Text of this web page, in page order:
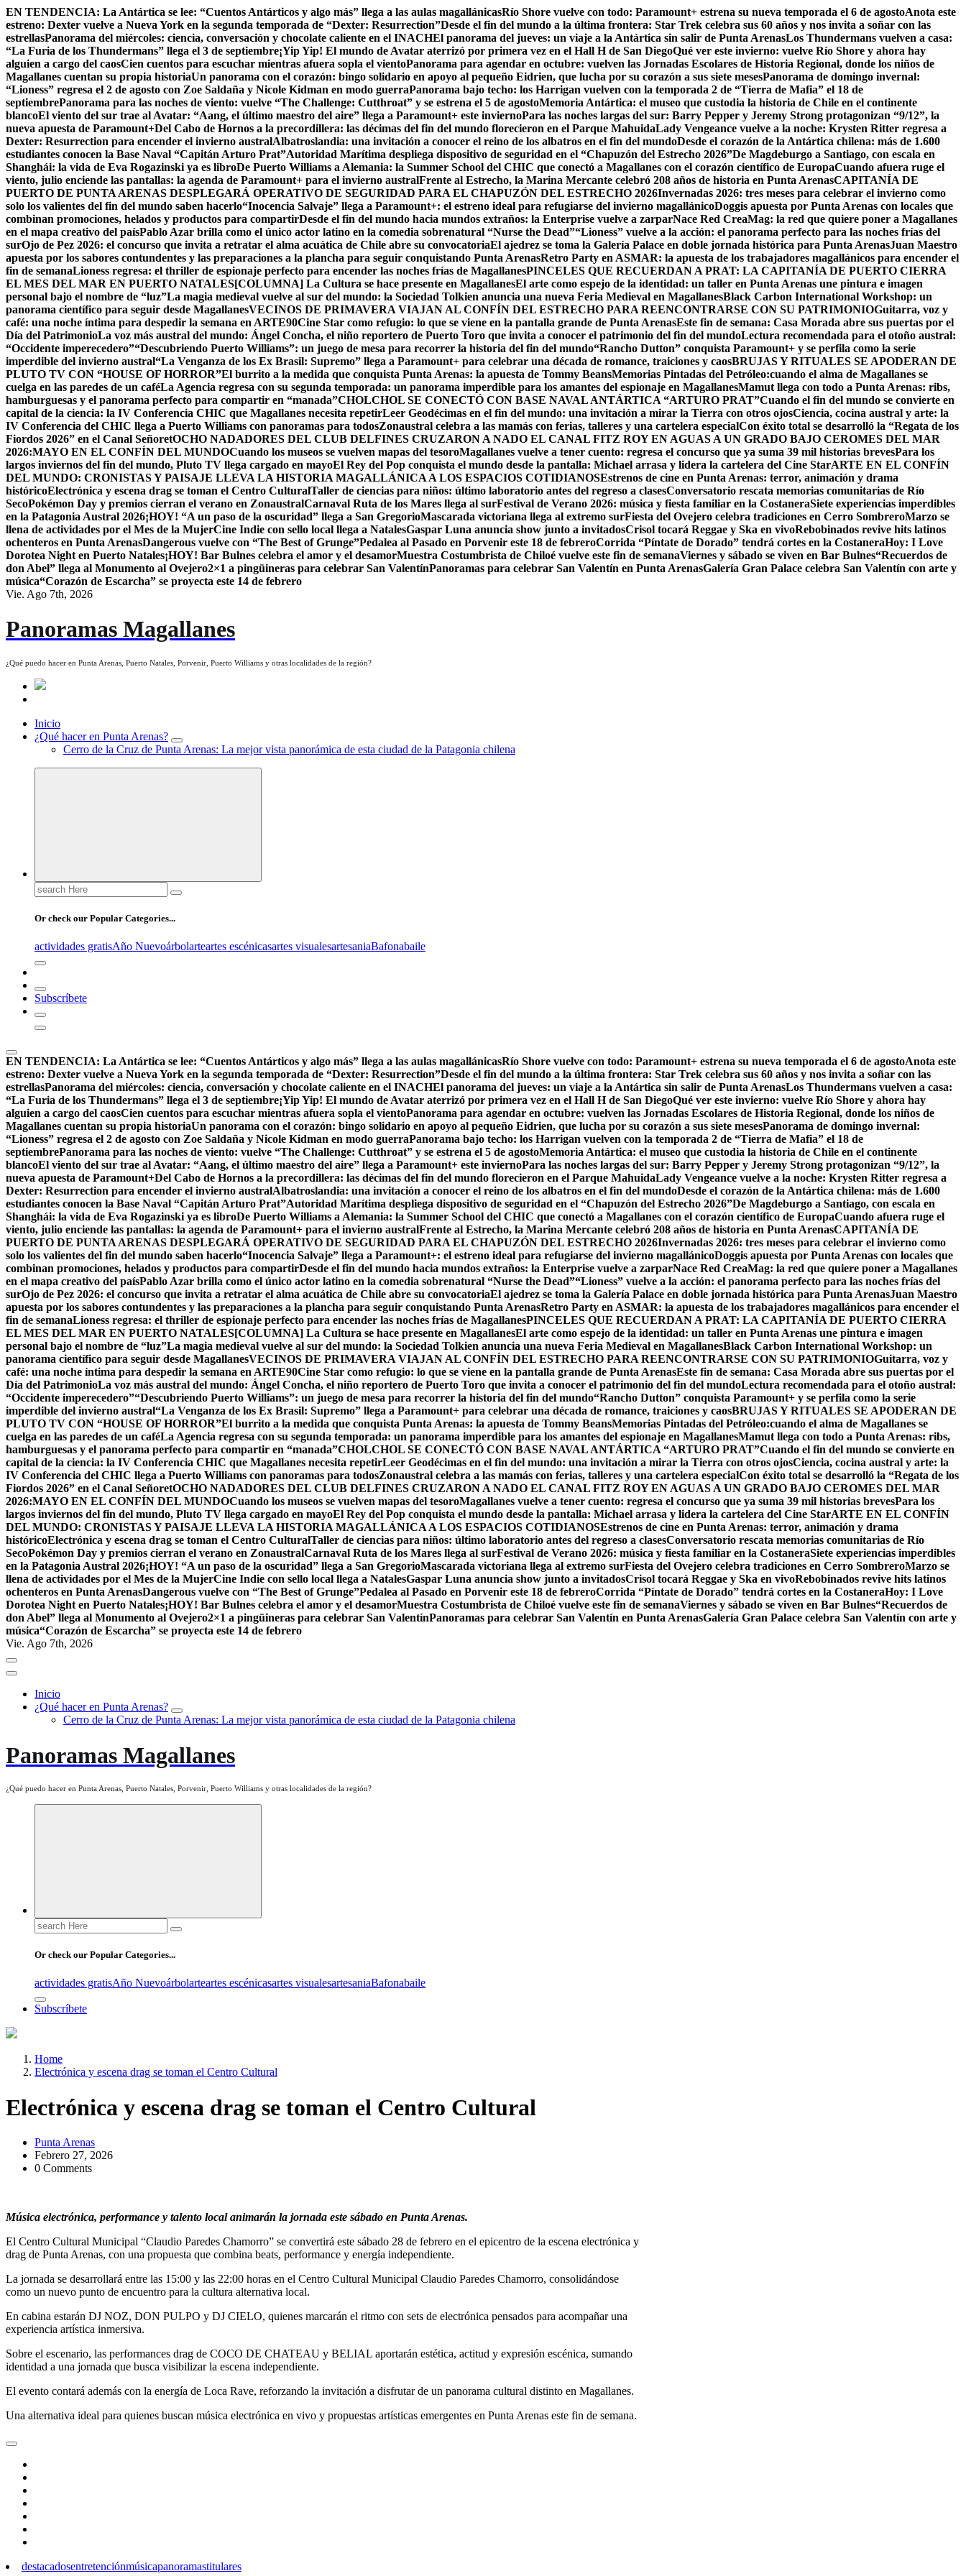
Skip
to
content
EN TENDENCIA: La Antártica se lee: “Cuentos Antárticos y algo más” llega a las aulas magallánicasRío Shore vuelve con todo: Paramount+ estrena su nueva temporada el 6 de agostoAnota este
estreno: Dexter vuelve a Nueva York en la segunda temporada de “Dexter: Resurrection”Desde el fin del mundo a la última frontera: Star Trek celebra sus 60 años y nos invita a soñar con las
estrellasPanorama del miércoles: ciencia, conversación y chocolate caliente en el INACHEl panorama del jueves: un viaje a la Antártica sin salir de Punta ArenasLos Thundermans vuelven a casa:
“La Furia de los Thundermans” llega el 3 de septiembre¡Yip Yip! El mundo de Avatar aterrizó por primera vez en el Hall H de San DiegoQué ver este invierno: vuelve Río Shore y ahora hay
alguien a cargo del caosCien cuentos para escuchar mientras afuera sopla el vientoPanorama para agendar en octubre: vuelven las Jornadas Escolares de Historia Regional, donde los niños de
Magallanes cuentan su propia historiaUn panorama con el corazón: bingo solidario en apoyo al pequeño Eidrien, que lucha por su corazón a sus siete mesesPanorama de domingo invernal:
“Lioness” regresa el 2 de agosto con Zoe Saldaña y Nicole Kidman en modo guerraPanorama bajo techo: los Harrigan vuelven con la temporada 2 de “Tierra de Mafia” el 18 de
septiembrePanorama para las noches de viento: vuelve “The Challenge: Cutthroat” y se estrena el 5 de agostoMemoria Antártica: el museo que custodia la historia de Chile en el continente
blancoEl viento del sur trae al Avatar: “Aang, el último maestro del aire” llega a Paramount+ este inviernoPara las noches largas del sur: Barry Pepper y Jeremy Strong protagonizan “9/12”, la
nueva apuesta de Paramount+Del Cabo de Hornos a la precordillera: las décimas del fin del mundo florecieron en el Parque MahuidaLady Vengeance vuelve a la noche: Krysten Ritter regresa a
Dexter: Resurrection para encender el invierno australAlbatroslandia: una invitación a conocer el reino de los albatros en el fin del mundoDesde el corazón de la Antártica chilena: más de 1.600
estudiantes conocen la Base Naval “Capitán Arturo Prat”Autoridad Marítima despliega dispositivo de seguridad en el “Chapuzón del Estrecho 2026”De Magdeburgo a Santiago, con escala en
Shanghái: la vida de Eva Rogazinski ya es libroDe Puerto Williams a Alemania: la Summer School del CHIC que conectó a Magallanes con el corazón científico de EuropaCuando afuera ruge el
viento, julio enciende las pantallas: la agenda de Paramount+ para el invierno australFrente al Estrecho, la Marina Mercante celebró 208 años de historia en Punta ArenasCAPITANÍA DE
PUERTO DE PUNTA ARENAS DESPLEGARÁ OPERATIVO DE SEGURIDAD PARA EL CHAPUZÓN DEL ESTRECHO 2026Invernadas 2026: tres meses para celebrar el invierno como
solo los valientes del fin del mundo saben hacerlo“Inocencia Salvaje” llega a Paramount+: el estreno ideal para refugiarse del invierno magallánicoDoggis apuesta por Punta Arenas con locales que
combinan promociones, helados y productos para compartirDesde el fin del mundo hacia mundos extraños: la Enterprise vuelve a zarparNace Red CreaMag: la red que quiere poner a Magallanes
en el mapa creativo del paísPablo Azar brilla como el único actor latino en la comedia sobrenatural “Nurse the Dead”“Lioness” vuelve a la acción: el panorama perfecto para las noches frías del
surOjo de Pez 2026: el concurso que invita a retratar el alma acuática de Chile abre su convocatoriaEl ajedrez se toma la Galería Palace en doble jornada histórica para Punta ArenasJuan Maestro
apuesta por los sabores contundentes y las preparaciones a la plancha para seguir conquistando Punta ArenasRetro Party en ASMAR: la apuesta de los trabajadores magallánicos para encender el
fin de semanaLioness regresa: el thriller de espionaje perfecto para encender las noches frías de MagallanesPINCELES QUE RECUERDAN A PRAT: LA CAPITANÍA DE PUERTO CIERRA
EL MES DEL MAR EN PUERTO NATALES[COLUMNA] La Cultura se hace presente en MagallanesEl arte como espejo de la identidad: un taller en Punta Arenas une pintura e imagen
personal bajo el nombre de “luz”La magia medieval vuelve al sur del mundo: la Sociedad Tolkien anuncia una nueva Feria Medieval en MagallanesBlack Carbon International Workshop: un
panorama científico para seguir desde MagallanesVECINOS DE PRIMAVERA VIAJAN AL CONFÍN DEL ESTRECHO PARA REENCONTRARSE CON SU PATRIMONIOGuitarra, voz y
café: una noche íntima para despedir la semana en ARTE90Cine Star como refugio: lo que se viene en la pantalla grande de Punta ArenasEste fin de semana: Casa Morada abre sus puertas por el
Día del PatrimonioLa voz más austral del mundo: Ángel Concha, el niño reportero de Puerto Toro que invita a conocer el patrimonio del fin del mundoLectura recomendada para el otoño austral:
“Occidente imperecedero”“Descubriendo Puerto Williams”: un juego de mesa para recorrer la historia del fin del mundo“Rancho Dutton” conquista Paramount+ y se perfila como la serie
imperdible del invierno austral“La Venganza de los Ex Brasil: Supremo” llega a Paramount+ para celebrar una década de romance, traiciones y caosBRUJAS Y RITUALES SE APODERAN DE
PLUTO TV CON “HOUSE OF HORROR”El burrito a la medida que conquista Punta Arenas: la apuesta de Tommy BeansMemorias Pintadas del Petróleo:cuando el alma de Magallanes se
cuelga en las paredes de un caféLa Agencia regresa con su segunda temporada: un panorama imperdible para los amantes del espionaje en MagallanesMamut llega con todo a Punta Arenas: ribs,
hamburguesas y el panorama perfecto para compartir en “manada”CHOLCHOL SE CONECTÓ CON BASE NAVAL ANTÁRTICA “ARTURO PRAT”Cuando el fin del mundo se convierte en
capital de la ciencia: la IV Conferencia CHIC que Magallanes necesita repetirLeer Geodécimas en el fin del mundo: una invitación a mirar la Tierra con otros ojosCiencia, cocina austral y arte: la
IV Conferencia del CHIC llega a Puerto Williams con panoramas para todosZonaustral celebra a las mamás con ferias, talleres y una cartelera especialCon éxito total se desarrolló la “Regata de los
Fiordos 2026” en el Canal SeñoretOCHO NADADORES DEL CLUB DELFINES CRUZARON A NADO EL CANAL FITZ ROY EN AGUAS A UN GRADO BAJO CEROMES DEL MAR
2026:MAYO EN EL CONFÍN DEL MUNDOCuando los museos se vuelven mapas del tesoroMagallanes vuelve a tener cuento: regresa el concurso que ya suma 39 mil historias brevesPara los
largos inviernos del fin del mundo, Pluto TV llega cargado en mayoEl Rey del Pop conquista el mundo desde la pantalla: Michael arrasa y lidera la cartelera del Cine StarARTE EN EL CONFÍN
DEL MUNDO: CRONISTAS Y PAISAJE LLEVA LA HISTORIA MAGALLÁNICA A LOS ESPACIOS COTIDIANOSEstrenos de cine en Punta Arenas: terror, animación y drama
históricoElectrónica y escena drag se toman el Centro CulturalTaller de ciencias para niños: último laboratorio antes del regreso a clasesConversatorio rescata memorias comunitarias de Río
SecoPokémon Day y premios cierran el verano en ZonaustralCarnaval Ruta de los Mares llega al surFestival de Verano 2026: música y fiesta familiar en la CostaneraSiete experiencias imperdibles
en la Patagonia Austral 2026¡HOY! “A un paso de la oscuridad” llega a San GregorioMascarada victoriana llega al extremo surFiesta del Ovejero celebra tradiciones en Cerro SombreroMarzo se
llena de actividades por el Mes de la MujerCine Indie con sello local llega a NatalesGaspar Luna anuncia show junto a invitadosCrisol tocará Reggae y Ska en vivoRebobinados revive hits latinos
ochenteros en Punta ArenasDangerous vuelve con “The Best of Grunge”Pedalea al Pasado en Porvenir este 18 de febreroCorrida “Píntate de Dorado” tendrá cortes en la CostaneraHoy: I Love
Dorotea Night en Puerto Natales¡HOY! Bar Bulnes celebra el amor y el desamorMuestra Costumbrista de Chiloé vuelve este fin de semanaViernes y sábado se viven en Bar Bulnes“Recuerdos de
don Abel” llega al Monumento al Ovejero2×1 a pingüineras para celebrar San ValentínPanoramas para celebrar San Valentín en Punta ArenasGalería Gran Palace celebra San Valentín con arte y
música“Corazón de Escarcha” se proyecta este 14 de febrero
Vie. Ago 7th, 2026
Panoramas Magallanes
¿Qué puedo hacer en Punta Arenas, Puerto Natales, Porvenir, Puerto Williams y otras localidades de la región?
Inicio
¿Qué hacer en Punta Arenas?
Cerro de la Cruz de Punta Arenas: La mejor vista panorámica de esta ciudad de la Patagonia chilena
Search
for:
Or check our Popular Categories...
actividades gratisAño Nuevoárbolarteartes escénicasartes visualesartesaniaBafonabaile
Subscríbete
EN TENDENCIA: La Antártica se lee: “Cuentos Antárticos y algo más” llega a las aulas magallánicasRío Shore vuelve con todo: Paramount+ estrena su nueva temporada el 6 de agostoAnota este
estreno: Dexter vuelve a Nueva York en la segunda temporada de “Dexter: Resurrection”Desde el fin del mundo a la última frontera: Star Trek celebra sus 60 años y nos invita a soñar con las
estrellasPanorama del miércoles: ciencia, conversación y chocolate caliente en el INACHEl panorama del jueves: un viaje a la Antártica sin salir de Punta ArenasLos Thundermans vuelven a casa:
“La Furia de los Thundermans” llega el 3 de septiembre¡Yip Yip! El mundo de Avatar aterrizó por primera vez en el Hall H de San DiegoQué ver este invierno: vuelve Río Shore y ahora hay
alguien a cargo del caosCien cuentos para escuchar mientras afuera sopla el vientoPanorama para agendar en octubre: vuelven las Jornadas Escolares de Historia Regional, donde los niños de
Magallanes cuentan su propia historiaUn panorama con el corazón: bingo solidario en apoyo al pequeño Eidrien, que lucha por su corazón a sus siete mesesPanorama de domingo invernal:
“Lioness” regresa el 2 de agosto con Zoe Saldaña y Nicole Kidman en modo guerraPanorama bajo techo: los Harrigan vuelven con la temporada 2 de “Tierra de Mafia” el 18 de
septiembrePanorama para las noches de viento: vuelve “The Challenge: Cutthroat” y se estrena el 5 de agostoMemoria Antártica: el museo que custodia la historia de Chile en el continente
blancoEl viento del sur trae al Avatar: “Aang, el último maestro del aire” llega a Paramount+ este inviernoPara las noches largas del sur: Barry Pepper y Jeremy Strong protagonizan “9/12”, la
nueva apuesta de Paramount+Del Cabo de Hornos a la precordillera: las décimas del fin del mundo florecieron en el Parque MahuidaLady Vengeance vuelve a la noche: Krysten Ritter regresa a
Dexter: Resurrection para encender el invierno australAlbatroslandia: una invitación a conocer el reino de los albatros en el fin del mundoDesde el corazón de la Antártica chilena: más de 1.600
estudiantes conocen la Base Naval “Capitán Arturo Prat”Autoridad Marítima despliega dispositivo de seguridad en el “Chapuzón del Estrecho 2026”De Magdeburgo a Santiago, con escala en
Shanghái: la vida de Eva Rogazinski ya es libroDe Puerto Williams a Alemania: la Summer School del CHIC que conectó a Magallanes con el corazón científico de EuropaCuando afuera ruge el
viento, julio enciende las pantallas: la agenda de Paramount+ para el invierno australFrente al Estrecho, la Marina Mercante celebró 208 años de historia en Punta ArenasCAPITANÍA DE
PUERTO DE PUNTA ARENAS DESPLEGARÁ OPERATIVO DE SEGURIDAD PARA EL CHAPUZÓN DEL ESTRECHO 2026Invernadas 2026: tres meses para celebrar el invierno como
solo los valientes del fin del mundo saben hacerlo“Inocencia Salvaje” llega a Paramount+: el estreno ideal para refugiarse del invierno magallánicoDoggis apuesta por Punta Arenas con locales que
combinan promociones, helados y productos para compartirDesde el fin del mundo hacia mundos extraños: la Enterprise vuelve a zarparNace Red CreaMag: la red que quiere poner a Magallanes
en el mapa creativo del paísPablo Azar brilla como el único actor latino en la comedia sobrenatural “Nurse the Dead”“Lioness” vuelve a la acción: el panorama perfecto para las noches frías del
surOjo de Pez 2026: el concurso que invita a retratar el alma acuática de Chile abre su convocatoriaEl ajedrez se toma la Galería Palace en doble jornada histórica para Punta ArenasJuan Maestro
apuesta por los sabores contundentes y las preparaciones a la plancha para seguir conquistando Punta ArenasRetro Party en ASMAR: la apuesta de los trabajadores magallánicos para encender el
fin de semanaLioness regresa: el thriller de espionaje perfecto para encender las noches frías de MagallanesPINCELES QUE RECUERDAN A PRAT: LA CAPITANÍA DE PUERTO CIERRA
EL MES DEL MAR EN PUERTO NATALES[COLUMNA] La Cultura se hace presente en MagallanesEl arte como espejo de la identidad: un taller en Punta Arenas une pintura e imagen
personal bajo el nombre de “luz”La magia medieval vuelve al sur del mundo: la Sociedad Tolkien anuncia una nueva Feria Medieval en MagallanesBlack Carbon International Workshop: un
panorama científico para seguir desde MagallanesVECINOS DE PRIMAVERA VIAJAN AL CONFÍN DEL ESTRECHO PARA REENCONTRARSE CON SU PATRIMONIOGuitarra, voz y
café: una noche íntima para despedir la semana en ARTE90Cine Star como refugio: lo que se viene en la pantalla grande de Punta ArenasEste fin de semana: Casa Morada abre sus puertas por el
Día del PatrimonioLa voz más austral del mundo: Ángel Concha, el niño reportero de Puerto Toro que invita a conocer el patrimonio del fin del mundoLectura recomendada para el otoño austral:
“Occidente imperecedero”“Descubriendo Puerto Williams”: un juego de mesa para recorrer la historia del fin del mundo“Rancho Dutton” conquista Paramount+ y se perfila como la serie
imperdible del invierno austral“La Venganza de los Ex Brasil: Supremo” llega a Paramount+ para celebrar una década de romance, traiciones y caosBRUJAS Y RITUALES SE APODERAN DE
PLUTO TV CON “HOUSE OF HORROR”El burrito a la medida que conquista Punta Arenas: la apuesta de Tommy BeansMemorias Pintadas del Petróleo:cuando el alma de Magallanes se
cuelga en las paredes de un caféLa Agencia regresa con su segunda temporada: un panorama imperdible para los amantes del espionaje en MagallanesMamut llega con todo a Punta Arenas: ribs,
hamburguesas y el panorama perfecto para compartir en “manada”CHOLCHOL SE CONECTÓ CON BASE NAVAL ANTÁRTICA “ARTURO PRAT”Cuando el fin del mundo se convierte en
capital de la ciencia: la IV Conferencia CHIC que Magallanes necesita repetirLeer Geodécimas en el fin del mundo: una invitación a mirar la Tierra con otros ojosCiencia, cocina austral y arte: la
IV Conferencia del CHIC llega a Puerto Williams con panoramas para todosZonaustral celebra a las mamás con ferias, talleres y una cartelera especialCon éxito total se desarrolló la “Regata de los
Fiordos 2026” en el Canal SeñoretOCHO NADADORES DEL CLUB DELFINES CRUZARON A NADO EL CANAL FITZ ROY EN AGUAS A UN GRADO BAJO CEROMES DEL MAR
2026:MAYO EN EL CONFÍN DEL MUNDOCuando los museos se vuelven mapas del tesoroMagallanes vuelve a tener cuento: regresa el concurso que ya suma 39 mil historias brevesPara los
largos inviernos del fin del mundo, Pluto TV llega cargado en mayoEl Rey del Pop conquista el mundo desde la pantalla: Michael arrasa y lidera la cartelera del Cine StarARTE EN EL CONFÍN
DEL MUNDO: CRONISTAS Y PAISAJE LLEVA LA HISTORIA MAGALLÁNICA A LOS ESPACIOS COTIDIANOSEstrenos de cine en Punta Arenas: terror, animación y drama
históricoElectrónica y escena drag se toman el Centro CulturalTaller de ciencias para niños: último laboratorio antes del regreso a clasesConversatorio rescata memorias comunitarias de Río
SecoPokémon Day y premios cierran el verano en ZonaustralCarnaval Ruta de los Mares llega al surFestival de Verano 2026: música y fiesta familiar en la CostaneraSiete experiencias imperdibles
en la Patagonia Austral 2026¡HOY! “A un paso de la oscuridad” llega a San GregorioMascarada victoriana llega al extremo surFiesta del Ovejero celebra tradiciones en Cerro SombreroMarzo se
llena de actividades por el Mes de la MujerCine Indie con sello local llega a NatalesGaspar Luna anuncia show junto a invitadosCrisol tocará Reggae y Ska en vivoRebobinados revive hits latinos
ochenteros en Punta ArenasDangerous vuelve con “The Best of Grunge”Pedalea al Pasado en Porvenir este 18 de febreroCorrida “Píntate de Dorado” tendrá cortes en la CostaneraHoy: I Love
Dorotea Night en Puerto Natales¡HOY! Bar Bulnes celebra el amor y el desamorMuestra Costumbrista de Chiloé vuelve este fin de semanaViernes y sábado se viven en Bar Bulnes“Recuerdos de
don Abel” llega al Monumento al Ovejero2×1 a pingüineras para celebrar San ValentínPanoramas para celebrar San Valentín en Punta ArenasGalería Gran Palace celebra San Valentín con arte y
música“Corazón de Escarcha” se proyecta este 14 de febrero
Vie. Ago 7th, 2026
Inicio
¿Qué hacer en Punta Arenas?
Cerro de la Cruz de Punta Arenas: La mejor vista panorámica de esta ciudad de la Patagonia chilena
Panoramas Magallanes
¿Qué puedo hacer en Punta Arenas, Puerto Natales, Porvenir, Puerto Williams y otras localidades de la región?
Search
for:
Or check our Popular Categories...
actividades gratisAño Nuevoárbolarteartes escénicasartes visualesartesaniaBafonabaile
Subscríbete
Home
Electrónica y escena drag se toman el Centro Cultural
Electrónica y escena drag se toman el Centro Cultural
Punta Arenas
Febrero 27, 2026
0 Comments
Música electrónica, performance y talento local animarán la jornada este sábado en Punta Arenas.
El Centro Cultural Municipal “Claudio Paredes Chamorro” se convertirá este sábado 28 de febrero en el epicentro de la escena electrónica y
drag de Punta Arenas, con una propuesta que combina beats, performance y energía independiente.
La jornada se desarrollará entre las 15:00 y las 22:00 horas en el Centro Cultural Municipal Claudio Paredes Chamorro, consolidándose
como un nuevo punto de encuentro para la cultura alternativa local.
En cabina estarán DJ NOZ, DON PULPO y DJ CIELO, quienes marcarán el ritmo con sets de electrónica pensados para acompañar una
experiencia artística inmersiva.
Sobre el escenario, las performances drag de COCO DE CHATEAU y BELIAL aportarán estética, actitud y expresión escénica, sumando
identidad a una jornada que busca visibilizar la escena independiente.
El evento contará además con la energía de Loca Rave, reforzando la invitación a disfrutar de un panorama cultural distinto en Magallanes.
Una alternativa ideal para quienes buscan música electrónica en vivo y propuestas artísticas emergentes en Punta Arenas este fin de semana.
destacadosentretenciónmúsicapanoramastitulares